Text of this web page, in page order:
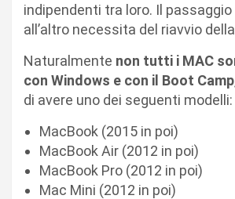
indipendenti tra loro. Il
all’altro necessita del riavvio
Naturalmente non tutti i MAC
con Windows e con il Boot Camp
di avere uno dei seguenti modelli:
MacBook (2015 in poi)
MacBook Air (2012 in poi)
MacBook Pro (2012 in poi)
Mac Mini (2012 in poi)